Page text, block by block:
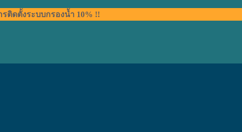
ติดตั้งระบบกรองน้ำ 10% !!